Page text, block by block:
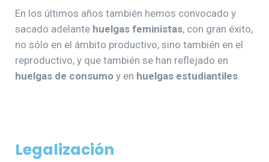
En los últimos años también hemos convocado y
sacado adelante huelgas feministas, con gran éxito,
no sólo en el ámbito productivo, sino también en el
reproductivo, y que también se han reflejado en
huelgas de consumo y en huelgas estudiantiles
Legalización